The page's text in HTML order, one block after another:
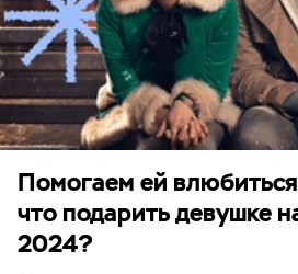
Помогаем ей
что подарить девушке
2024?